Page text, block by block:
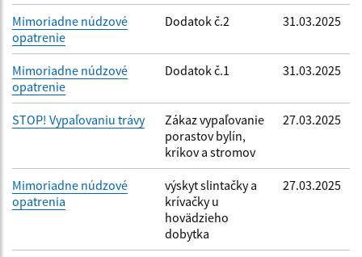
Mimoriadne núdzové
opatrenie
Dodatok č.2 31.03.2025
Mimoriadne núdzové
opatrenie
Dodatok č.1 31.03.2025
STOP! Vypaľovaniu trávy
Zákaz vypaľovanie
porastov bylín,
kríkov a stromov
27.03.2025
Mimoriadne núdzové
opatrenia
výskyt slintačky a
krívačky u
hovädzieho
dobytka
27.03.2025